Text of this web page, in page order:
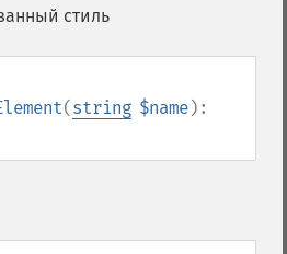
стиль
(string $name):